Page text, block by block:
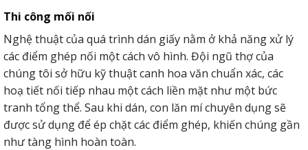
Thi công mối nối
Nghệ thuật của quá trình dán giấy nằm ở khả năng xử lý
các điểm ghép nối một cách vô hình. Đội ngũ thợ của
chúng tôi sở hữu kỹ thuật canh hoa văn chuẩn xác, các
hoạ tiết nối tiếp nhau một cách liền mặt như một bức
tranh tổng thể. Sau khi dán, con lăn mí chuyên dụng sẽ
được sử dụng để ép chặt các điểm ghép, khiến chúng gần
như tàng hình hoàn toàn.